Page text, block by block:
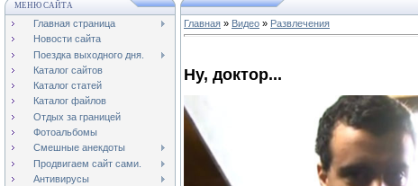
МЕНЮ САЙТА
Главная страница
Новости сайта
Поездка выходного дня.
Каталог сайтов
Каталог статей
Каталог файлов
Отдых за границей
Фотоальбомы
Смешные анекдоты
Продвигаем сайт сами.
Антивирусы
Главная » Видео » Развлечения
Ну, доктор...